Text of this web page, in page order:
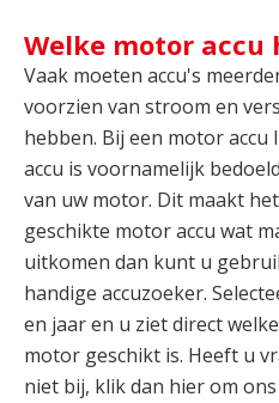
Welke motor accu
Vaak moeten accu's
voorzien van stroom en
hebben. Bij een motor
accu is voornamelijk
van uw motor. Dit maakt
geschikte motor accu wat
uitkomen dan kunt u
handige accuzoeker.
en jaar en u ziet direct
motor geschikt is. Heeft u
niet bij, klik dan hier om